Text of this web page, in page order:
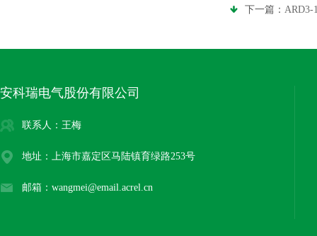
下一篇： ARD3-
安科瑞电气股份有限公司
联系人：王梅
地址：上海市嘉定区马陆镇育绿路253号
邮箱：wangmei@email.acrel.cn